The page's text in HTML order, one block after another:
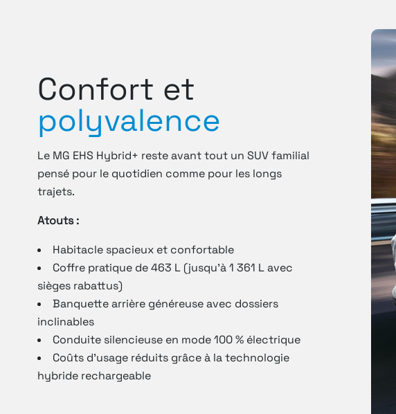
Confort et
polyvalence
Le MG EHS Hybrid+ reste avant tout un SUV familial
pensé pour le quotidien comme pour les longs
trajets.
Atouts :
Habitacle spacieux et confortable
Coffre pratique de 463 L (jusqu’à 1 361 L avec
sièges rabattus)
Banquette arrière généreuse avec dossiers
inclinables
Conduite silencieuse en mode 100 % électrique
Coûts d’usage réduits grâce à la technologie
hybride rechargeable